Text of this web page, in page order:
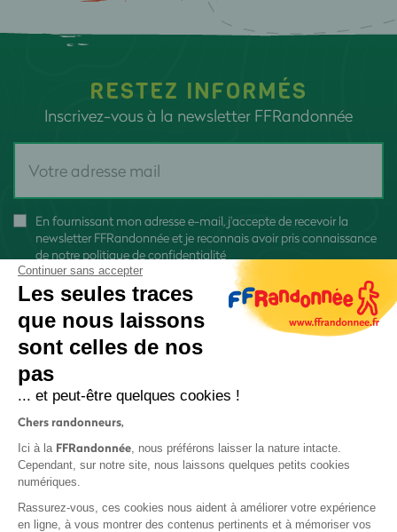
RESTEZ INFORMÉS
Inscrivez-vous à la newsletter FFRandonnée
En fournissant mon adresse e-mail, j'accepte de recevoir la
newsletter FFRandonnée et je reconnais avoir pris connaissance
de notre politique de confidentialité
Protection des données
Continuer sans accepter
Les seules traces
que nous laissons
sont celles de nos
pas
... et peut-être quelques cookies !
Chers randonneurs,
Ici à la FFRandonnée, nous préférons laisser la nature intacte.
Cependant, sur notre site, nous laissons quelques petits cookies
numériques.
Rassurez-vous, ces cookies nous aident à améliorer votre expérience
en ligne, à vous montrer des contenus pertinents et à mémoriser vos